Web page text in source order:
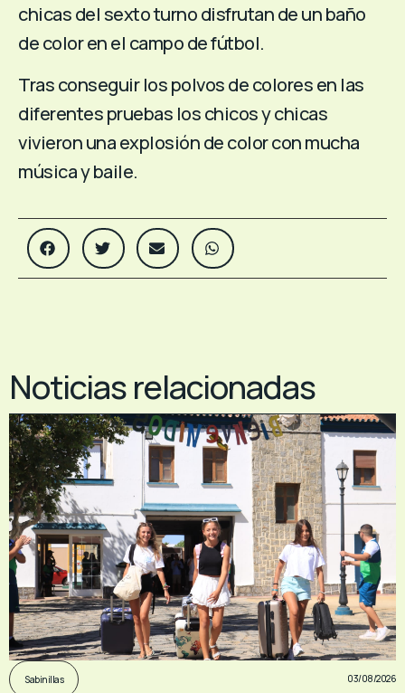
chicas del sexto turno disfrutan de un baño
de color en el campo de fútbol.
Tras conseguir los polvos de colores en las
diferentes pruebas los chicos y chicas
vivieron una explosión de color con mucha
música y baile.
Noticias relacionadas
Sabinillas 03/08/2026